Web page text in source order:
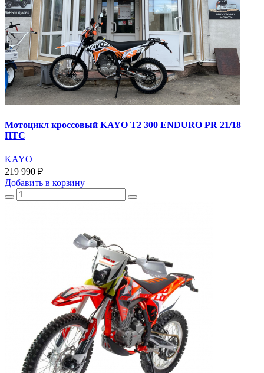
Мотоцикл кроссовый KAYO T2 300 ENDURO PR 21/18
ПТС
KAYO
219 990 ₽
Добавить в корзину